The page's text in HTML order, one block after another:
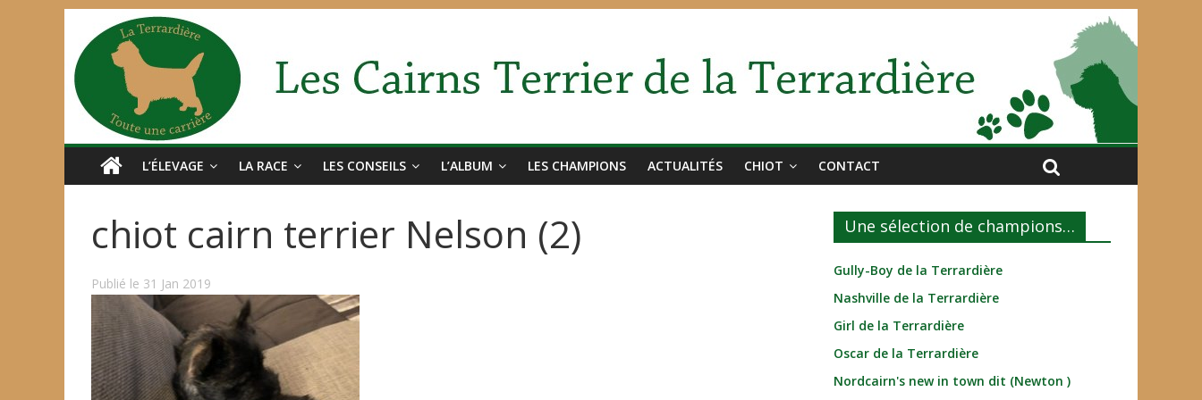
L’ÉLEVAGE LA RACE LES CONSEILS L’ALBUM LES CHAMPIONS ACTUALITÉS CHIOT CONTACT
chiot cairn terrier Nelson (2)
Publié le 31 Jan 2019
Une sélection de champions…
Gully-Boy de la Terrardière
Nashville de la Terrardière
Girl de la Terrardière
Oscar de la Terrardière
Nordcairn's new in town dit (Newton )